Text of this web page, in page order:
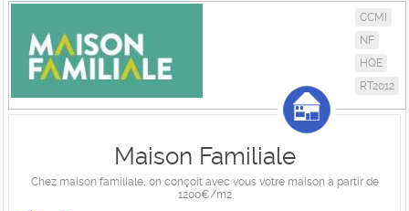
CCMI
NF
HQE
RT2012
Maison Familiale
Chez maison familiale, on conçoit avec vous votre maison à partir de
1200€/m2